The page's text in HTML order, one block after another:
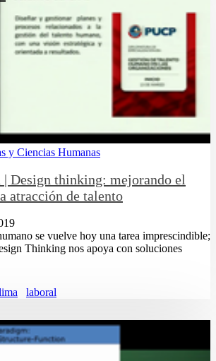
y Ciencias Humanas
| Design thinking: mejorando el
atracción de talento
se vuelve hoy una tarea imprescindible;
Thinking nos apoya con soluciones
laboral